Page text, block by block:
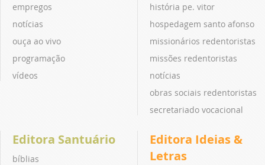
empregos
notícias
ouça ao vivo
programação
vídeos
história pe. vitor
hospedagem santo afonso
missionários redentoristas
missões redentoristas
notícias
obras sociais redentoristas
secretariado vocacional
Editora Santuário
bíblias
Editora Ideias &
Letras